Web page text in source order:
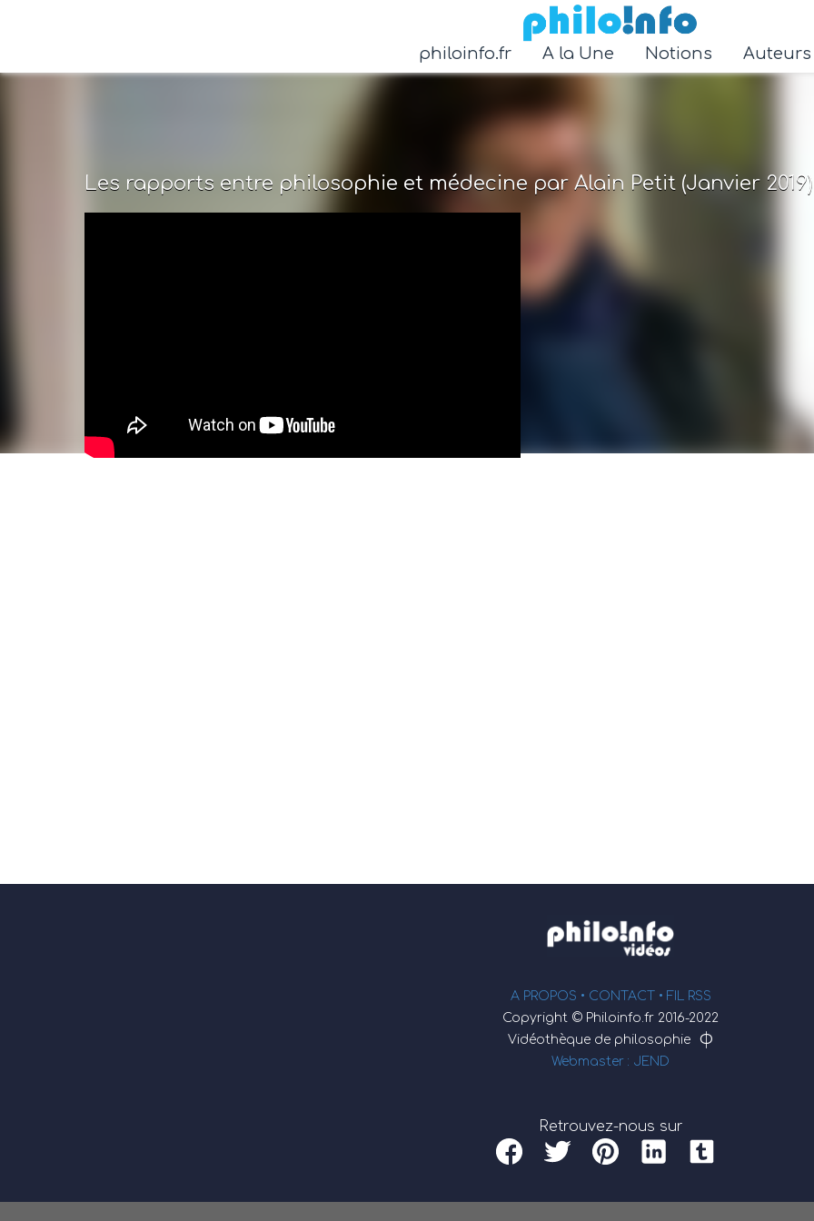
Accéder au contenu principal
Les rapports entre philosophie et médecine par Alain Petit (Janvier 2019)
philoinfo.fr A la Une Notions
A PROPOS • CONTACT • FIL RSS
Copyright © Philoinfo.fr 2016-2022
Vidéothèque de philosophie
φ
Webmaster : JEND
Retrouvez-nous sur